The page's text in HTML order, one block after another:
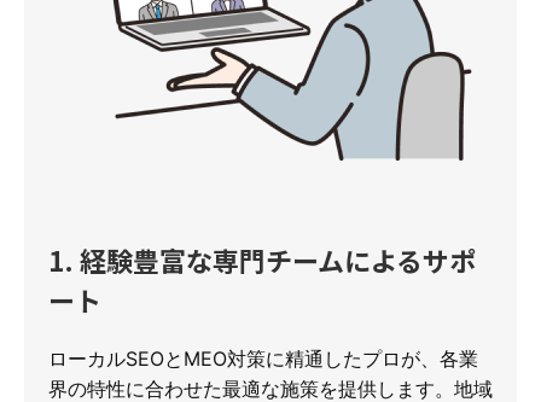
1. 経験豊富な専門チームによるサポ
ート
ローカルSEOとMEO対策に精通したプロが、各業
界の特性に合わせた最適な施策を提供します。地域